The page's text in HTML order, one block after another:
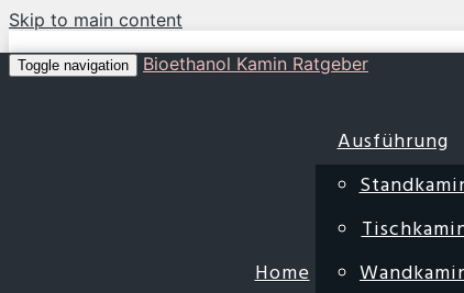
Skip to main content
Toggle navigation Bioethanol Kamin Ratgeber
Home
Ausführung